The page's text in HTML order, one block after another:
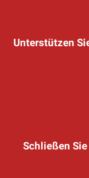
Unterstützen
Schließen